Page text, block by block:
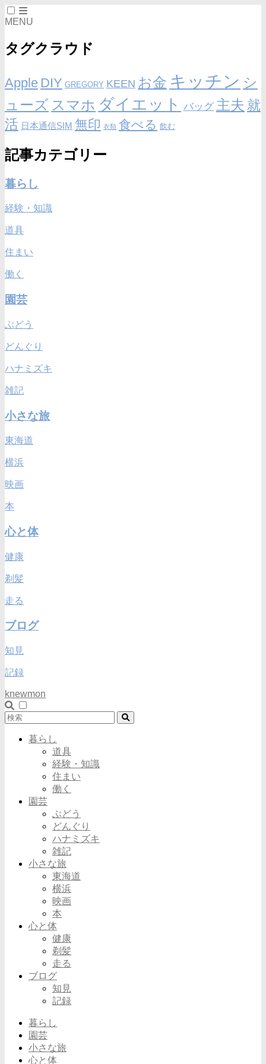
MENU
タグクラウド
Apple DIY GREGORY KEEN お金 キッチン シ
ューズ スマホ ダイエット バッグ 主夫 就
活 日本通信SIM 無印 衣類 食べる 飲む
記事カテゴリー
暮らし
経験・知識
道具
住まい
働く
園芸
ぶどう
どんぐり
ハナミズキ
雑記
小さな旅
東海道
横浜
映画
本
心と体
健康
剃髪
走る
ブログ
知見
記録
knewmon
暮らし
道具
経験・知識
住まい
働く
園芸
ぶどう
どんぐり
ハナミズキ
雑記
小さな旅
東海道
横浜
映画
本
心と体
健康
剃髪
走る
ブログ
知見
記録
暮らし
園芸
小さな旅
心と体